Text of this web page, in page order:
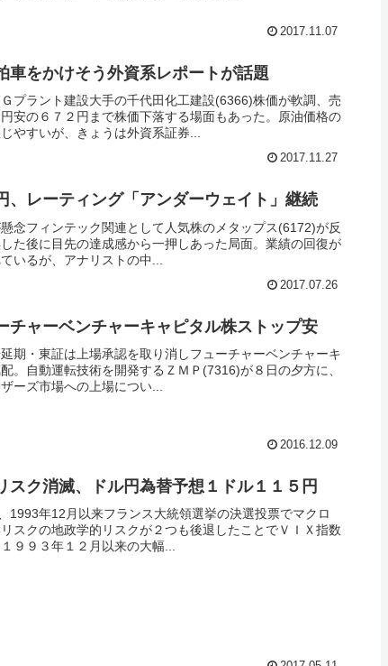
2017.11.07
車をかけそう外資系レポートが話題
プラント建設大手の千代田化工建設(6366)株価が軟調、売
安の６７２円まで株価下落する場面もあった。原油価格の
やすいが、きょうは外資系証券...
2017.11.27
、レーティング「アンダーウェイト」継続
念フィンテック関連として人気株のメタップス(6172)が反
た後に目先の達成感から一押しあった局面。業績の回復が
いるが、アナリストの中...
2017.07.26
チャーベンチャーキャピタル株ストップ安
期・東証は上場承認を取り消しフューチャーベンチャーキ
。自動運転技術を開発するＺＭＰ(7316)が８日の夕方に、
ーズ市場への上場につい...
2016.12.09
スク消滅、ドル円為替予想１ドル１１５円
1993年12月以来フランス大統領選挙の決選投票でマクロ
スクの地政学的リスクが２つも後退したことでＶＩＸ指数
９９３年１２月以来の大幅...